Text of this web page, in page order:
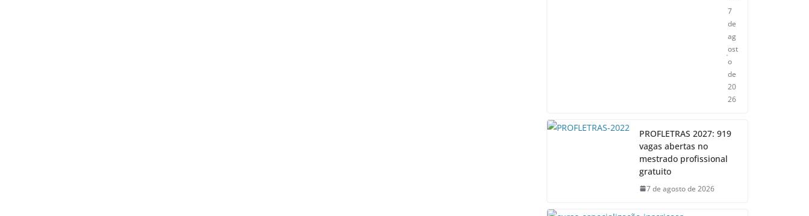
7
de
ag
ost
o
de
20
26
PROFLETRAS 2027: 919
vagas abertas no
mestrado profissional
gratuito
7 de agosto de 2026